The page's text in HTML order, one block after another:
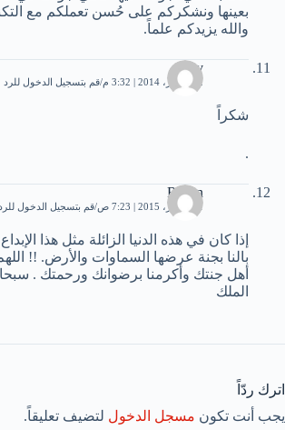
بعينها ونشكركم على حُسن تعملكم مع
والله يزيدكم علماً.
xxv
22 أكتوبر، 2014 | 3:32 م قم بتسجيل الدخول للرد
شكراً
.
Razan
21 أكتوبر، 2015 | 7:23 ص قم بتسجيل الدخول للرد
إذا كان في هذه الدنيا الزائلة مثل هذا
بالنا بجنة عرضها السماوات والأرض. !!
أهل جنتك وأكرمنا برضوانك ورحمتك .
الملك
اترك ردّاً
يجب أنت تكون مسجل الدخول لتضيف تعليقاً.